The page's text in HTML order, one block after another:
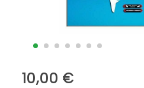
10,00 €